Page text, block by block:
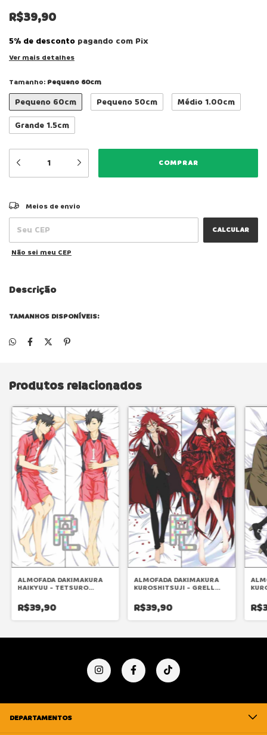
R$39,90
5% de desconto pagando com Pix
Ver mais detalhes
Tamanho: Pequeno 60cm
Pequeno 60cm Pequeno 50cm Médio 1.00cm
Grande 1.5cm
Entregas para o CEP:
Meios de envio
CALCULAR
Não sei meu CEP
Descrição
TAMANHOS DISPONÍVEIS:
Produtos relacionados
ALMOFADA DAKIMAKURA
HAIKYUU - TETSURO
R$39,90
ALMOFADA DAKIMAKURA
KUROSHITSUJI - GRELL
R$39,90
DEPARTAMENTOS